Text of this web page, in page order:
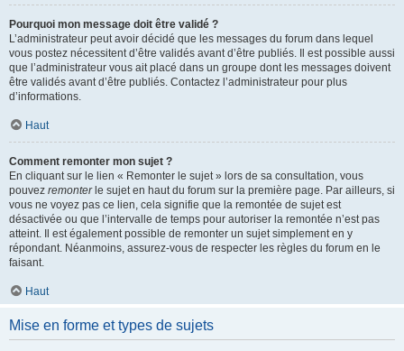
Pourquoi mon message doit être validé ?
L’administrateur peut avoir décidé que les messages du forum dans lequel
vous postez nécessitent d’être validés avant d’être publiés. Il est possible aussi
que l’administrateur vous ait placé dans un groupe dont les messages doivent
être validés avant d’être publiés. Contactez l’administrateur pour plus
d’informations.
Haut
Comment remonter mon sujet ?
En cliquant sur le lien « Remonter le sujet » lors de sa consultation, vous
pouvez remonterle sujet en haut du forum sur la première page. Par ailleurs, si
vous ne voyez pas ce lien, cela signifie que la remontée de sujet est
désactivée ou que l’intervalle de temps pour autoriser la remontée n’est pas
atteint. Il est également possible de remonter un sujet simplement en y
répondant. Néanmoins, assurez-vous de respecter les règles du forum en le
faisant.
Haut
Mise en forme et types de sujets